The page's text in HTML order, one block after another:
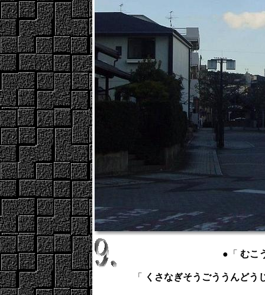
●「 むこ
「 くさなぎそうごううんどう